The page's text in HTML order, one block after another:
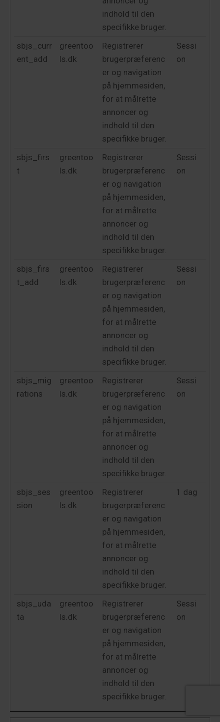
indhold til den
specifikke bruger.
sbjs_curr
ent_add
greentoo
ls.dk
Registrerer
brugerpræferenc
er og navigation
på hjemmesiden,
for at målrette
annoncer og
indhold til den
specifikke bruger.
Sessi
on
sbjs_firs
t
greentoo
ls.dk
Registrerer
brugerpræferenc
er og navigation
på hjemmesiden,
for at målrette
annoncer og
indhold til den
specifikke bruger.
Sessi
on
sbjs_firs
t_add
greentoo
ls.dk
Registrerer
brugerpræferenc
er og navigation
på hjemmesiden,
for at målrette
annoncer og
indhold til den
specifikke bruger.
Sessi
on
sbjs_mig
rations
greentoo
ls.dk
Registrerer
brugerpræferenc
er og navigation
på hjemmesiden,
for at målrette
annoncer og
indhold til den
specifikke bruger.
Sessi
on
sbjs_ses
sion
greentoo
ls.dk
Registrerer
brugerpræferenc
er og navigation
på hjemmesiden,
for at målrette
annoncer og
indhold til den
specifikke bruger.
1 dag
sbjs_uda
ta
greentoo
ls.dk
Registrerer
brugerpræferenc
er og navigation
på hjemmesiden,
for at målrette
annoncer og
indhold til den
specifikke bruger.
Sessi
on